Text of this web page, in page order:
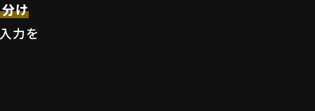
け
力を